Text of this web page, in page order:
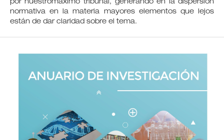
por nuestromáximo tribunal, generando en la dispersión
normativa en la materia mayores elementos que lejos
están de dar claridad sobre el tema.